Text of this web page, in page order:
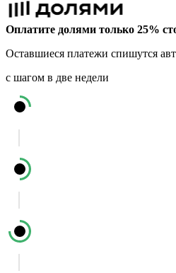
Оплатите долями только 25%
Оставшиеся платежи спишутся
с шагом в две недели